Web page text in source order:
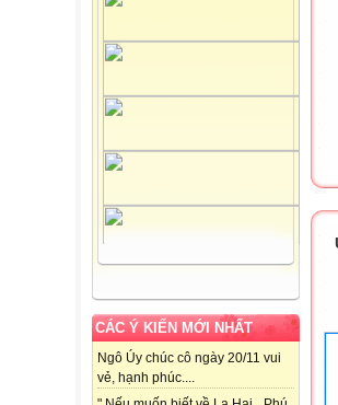
CÁC Ý KIẾN MỚI NHẤT
Ngô Úy chúc cô ngày 20/11 vui
vẻ, hạnh phúc....